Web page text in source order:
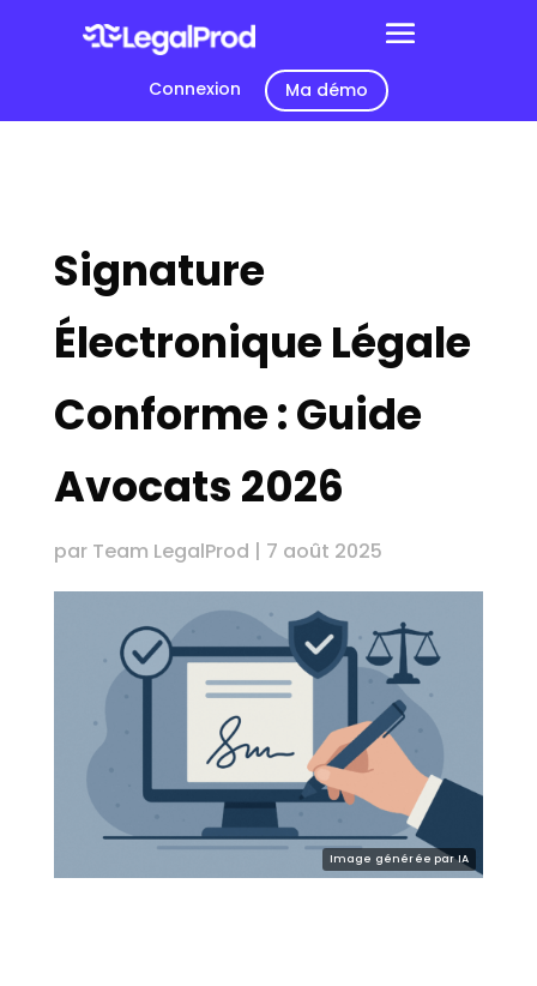
Connexion Ma démo
Signature
Électronique Légale
Conforme : Guide
Avocats 2026
par Team LegalProd | 7 août 2025